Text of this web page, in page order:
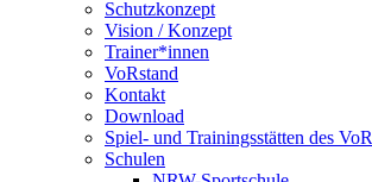
Schutzkonzept
Vision / Konzept
Trainer*innen
VoRstand
Kontakt
Download
Spiel- und Trainingsstätten des VoR
Schulen